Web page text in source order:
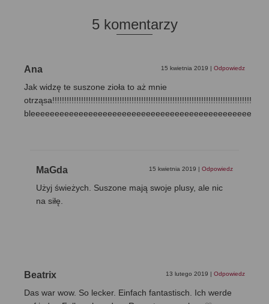
5 komentarzy
Ana 15 kwietnia 2019 | Odpowiedz
Jak widzę te suszone zioła to aż mnie
MaGda 15 kwietnia 2019 | Odpowiedz
Użyj świeżych. Suszone mają swoje plusy, ale nic
na siłę.
Beatrix 13 lutego 2019 | Odpowiedz
Das war wow. So lecker. Einfach fantastisch. Ich werde